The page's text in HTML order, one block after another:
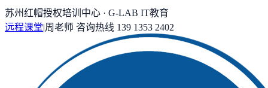
苏州红帽授权培训中心 · G-LAB IT教育
远程课堂|周老师 咨询热线 139 1353 2402